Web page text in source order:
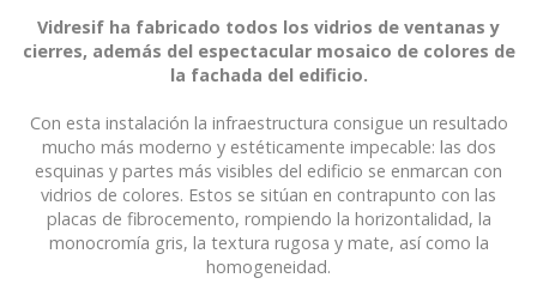
Vidresif ha fabricado todos los vidrios de ventanas y
cierres, además del espectacular mosaico de colores de
la fachada del edificio.
Con esta instalación la infraestructura consigue un resultado
mucho más moderno y estéticamente impecable: las dos
esquinas y partes más visibles del edificio se enmarcan con
vidrios de colores. Estos se sitúan en contrapunto con las
placas de fibrocemento, rompiendo la horizontalidad, la
monocromía gris, la textura rugosa y mate, así como la
homogeneidad.